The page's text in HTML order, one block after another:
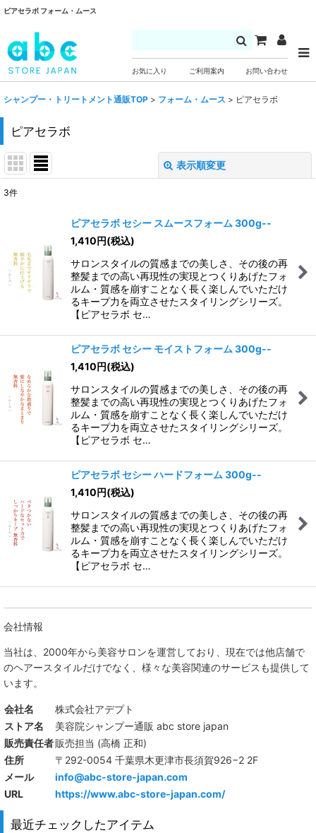
ピアセラボ フォーム・ムース
お気に入り ご利用案内 お問い合わせ
シャンプー・トリートメント通販TOP > フォーム・ムース > ピアセラボ
ピアセラボ
表示順変更
:
絞り込む
3件
ピアセラボ セシー スムースフォーム 300g--
1,410円(税込)
サロンスタイルの質感までの美しさ、その後の再
整髪までの高い再現性の実現とつくりあげたフォ
ルム・質感を崩すことなく長く楽しんでいただけ
るキープ力を両立させたスタイリングシリーズ。
【ピアセラボ セ…
ピアセラボ セシー モイストフォーム 300g--
1,410円(税込)
サロンスタイルの質感までの美しさ、その後の再
整髪までの高い再現性の実現とつくりあげたフォ
ルム・質感を崩すことなく長く楽しんでいただけ
るキープ力を両立させたスタイリングシリーズ。
【ピアセラボ セ…
ピアセラボ セシー ハードフォーム 300g--
1,410円(税込)
サロンスタイルの質感までの美しさ、その後の再
整髪までの高い再現性の実現とつくりあげたフォ
ルム・質感を崩すことなく長く楽しんでいただけ
るキープ力を両立させたスタイリングシリーズ。
【ピアセラボ セ…
会社情報
当社は、 2000年から美容サロンを運営しており、現在では他店舗で
のヘアースタイルだけでなく、様々な美容関連のサービスも提供して
います。
会社名
株式会社アデプト
ストア名
美容院シャンプー通販 abc store japan
販売責任者販売担当 (高橋 正和)
住所
〒292-0054 千葉県木更津市長須賀926−2 2F
メール
info@abc-store-japan.com
URL
https://www.abc-store-japan.com/
最近チェックしたアイテム